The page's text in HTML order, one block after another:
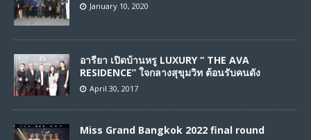
January 10, 2020
อารียา เปิดบ้านหรู LUXURY “ THE AVA
RESIDENCE” ใจกลางสุขุมวิท ต้อนรับคนดัง
April 30, 2017
Miss Grand Bangkok 2022 final round